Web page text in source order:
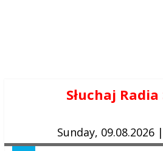
Słuchaj Radia
Sunday, 09.08.2026 |